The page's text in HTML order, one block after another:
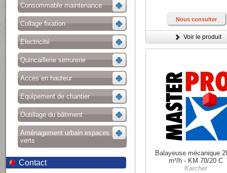
Consommable maintenance
Collage fixation
Electricité
Quincaillerie serrurerie
Accès en hauteur
Equipement de chantier
Outillage du bâtiment
Aménagement urbain espaces
verts
Contact
Nous consulter
Voir le produit
Balayeuse mécanique
m²/h - KM 70/20 C
Karcher